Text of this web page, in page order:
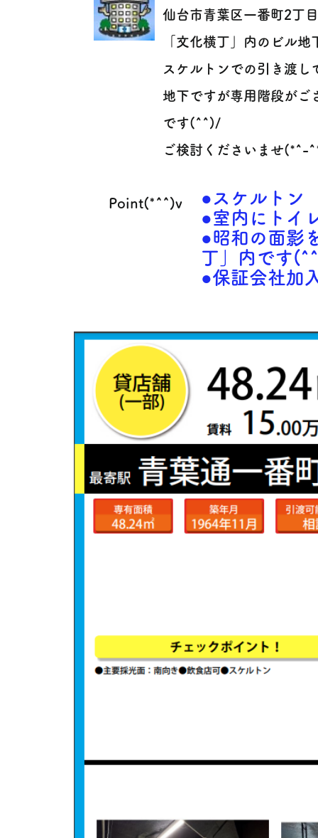
仙台市青葉区一番町2丁
「文化横丁」内のビル地
スケルトンでの引き渡し
地下ですが専用階段がご
です(^^)/
ご検討くださいませ(*^-
Point(*^^)v
●スケルトン
​●室内にトイ
●昭和の面影
丁」内です
●保証会社加